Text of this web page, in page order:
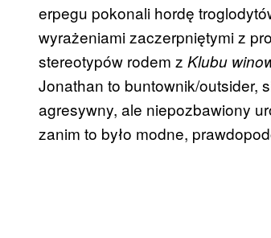
erpegu pokonali hordę
wyrażeniami zaczerpniętymi z
stereotypów rodem z Klubu
Jonathan to buntownik/outsider,
agresywny, ale niepozbawiony
zanim to było modne,